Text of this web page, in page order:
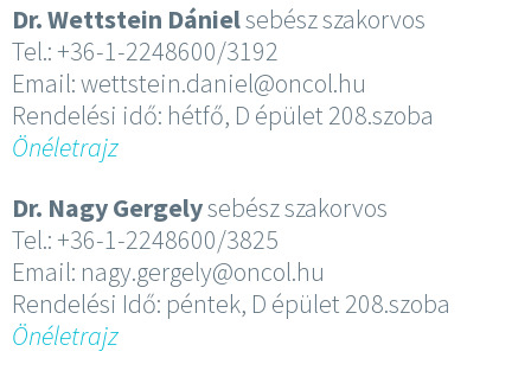
Dr. Wettstein Dánielsebész szakorvos
Tel.: +36-1-2248600/3192
Email: wettstein.daniel@oncol.hu
Rendelési idő: hétfő, D épület 208.szoba
Önéletrajz
Dr. Nagy Gergelysebész szakorvos
Tel.: +36-1-2248600/3825
Email: nagy.gergely@oncol.hu
Rendelési Idő: péntek, D épület 208.szoba
Önéletrajz